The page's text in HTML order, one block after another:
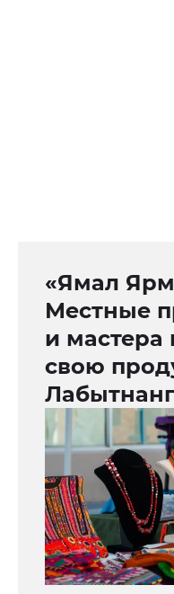
«Ямал
Местные
и мастера
свою